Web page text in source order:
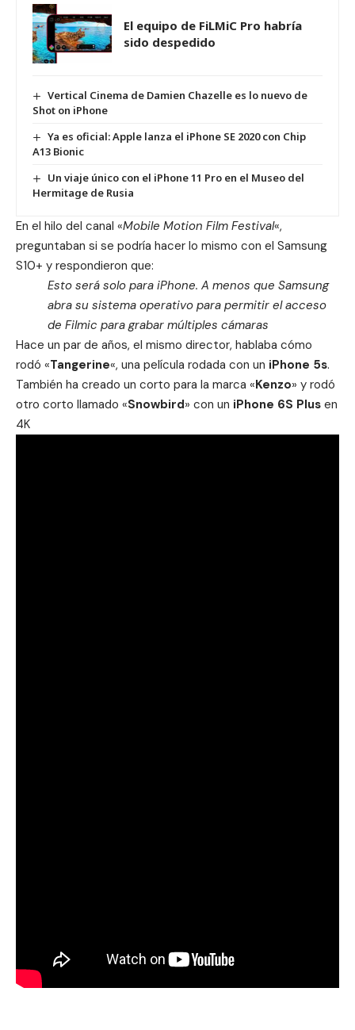
El equipo de FiLMiC Pro habría
sido despedido
Vertical Cinema de Damien Chazelle es lo nuevo de
Shot on iPhone
Ya es oficial: Apple lanza el iPhone SE 2020 con Chip
A13 Bionic
Un viaje único con el iPhone 11 Pro en el Museo del
Hermitage de Rusia
En el hilo del canal «Mobile Motion Film Festival«,
preguntaban si se podría hacer lo mismo con el Samsung
S10+ y respondieron que:
Esto será solo para iPhone. A menos que Samsung
abra su sistema operativo para permitir el acceso
de Filmic para grabar múltiples cámaras
Hace un par de años, el mismo director, hablaba cómo
rodó «Tangerine«, una película rodada con un iPhone 5s.
También ha creado un corto para la marca «Kenzo» y rodó
otro corto llamado «Snowbird» con un iPhone 6S Plus en
4K